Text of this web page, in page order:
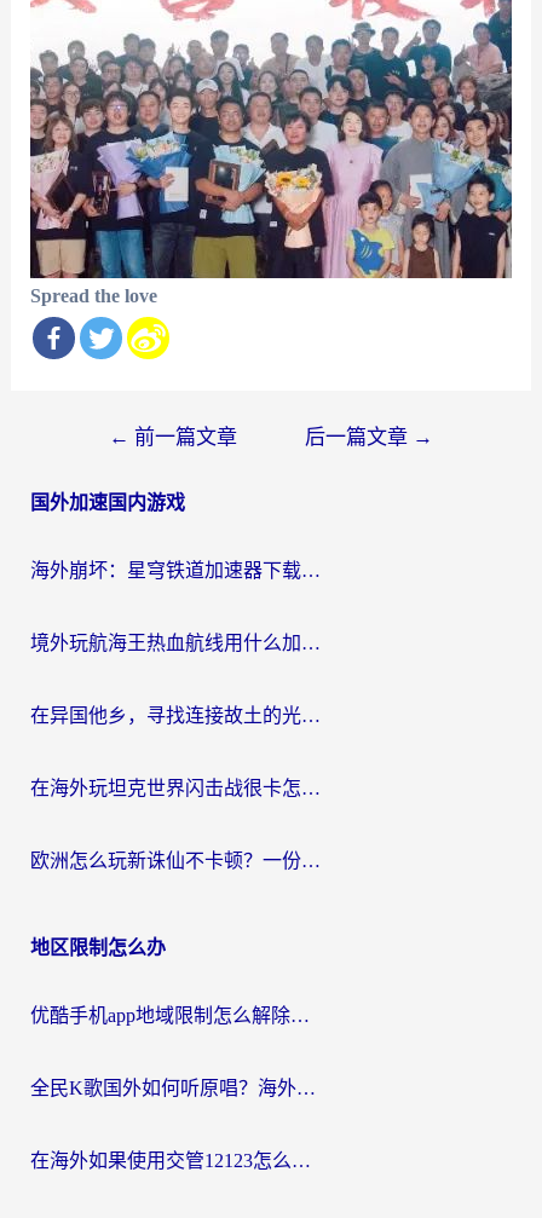
Spread the love
导
← 前一篇文章 后一篇文章 →
国外加速国内游戏
海外崩坏：星穹铁道加速器下载安装：一份给游子的终极网络指南
境外玩航海王热血航线用什么加速器？2026海外玩家实测最优方案（附欧洲问道堡垒前线加速技巧）
在异国他乡，寻找连接故土的光明大陆免费加速器
在海外玩坦克世界闪击战很卡怎么办？老玩家亲测有效的加速器选择指南
欧洲怎么玩新诛仙不卡顿？一份给海外游子的国服游戏畅玩指南
地区限制怎么办
优酷手机app地域限制怎么解除？海外党亲测有效的追剧方案
全民K歌国外如何听原唱？海外党亲测有效的回国加速器选择指南
在海外如果使用交管12123怎么处理？留学生亲测有效的回国加速方案